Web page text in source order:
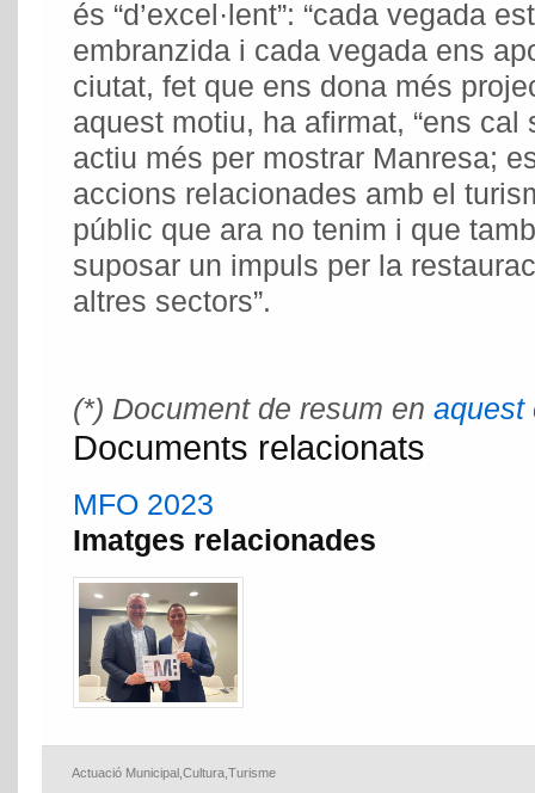
és “d’excel·lent”: “cada vegada
embranzida i cada vegada ens
ciutat, fet que ens dona més
aquest motiu, ha afirmat, “ens
actiu més per mostrar Manresa;
accions relacionades amb el
públic que ara no tenim i que
suposar un impuls per la
altres sectors”.
(*) Document de resum en aquest
Documents relacionats
MFO 2023
Imatges relacionades
Actuació Municipal Cultura Turisme